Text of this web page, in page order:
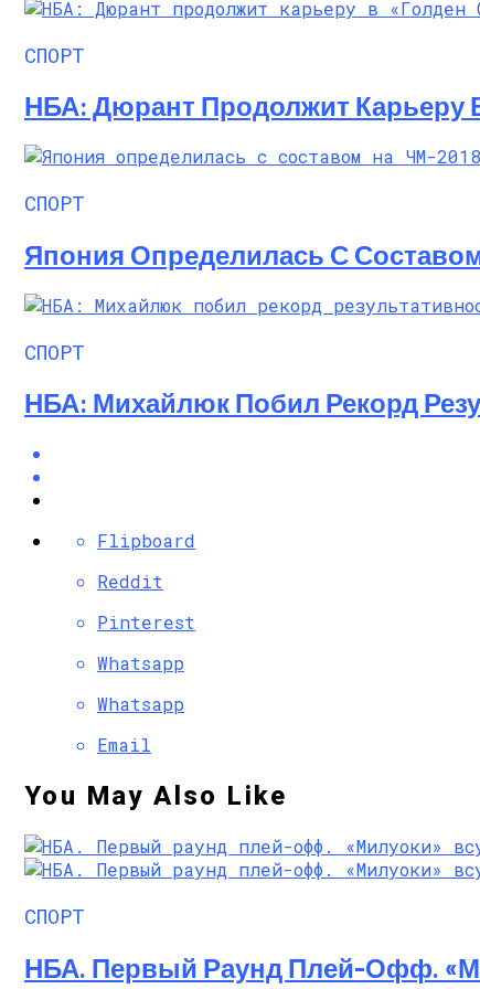
Почувствуйте Себя Звездой: Кайли
СПОРТ
НБА: Дюрант Продолжит Карьеру
СПОРТ
Япония Определилась С
СПОРТ
НБА: Михайлюк Побил Рекорд
Flipboard
Reddit
Pinterest
Whatsapp
Whatsapp
Email
You May Also Like
СПОРТ
НБА. Первый Раунд Плей-Офф.